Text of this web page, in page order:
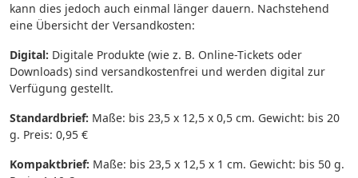
kann dies jedoch auch einmal länger dauern. Nachstehend
eine Übersicht der Versandkosten:
Digital: Digitale Produkte (wie z. B. Online-Tickets oder
Downloads) sind versandkostenfrei und werden digital zur
Verfügung gestellt.
Standardbrief: Maße: bis 23,5 x 12,5 x 0,5 cm. Gewicht: bis 20
g. Preis: 0,95 €
Kompaktbrief: Maße: bis 23,5 x 12,5 x 1 cm. Gewicht: bis 50 g.